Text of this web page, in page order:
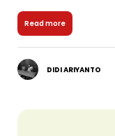
Read more
DIDI ARIYANTO